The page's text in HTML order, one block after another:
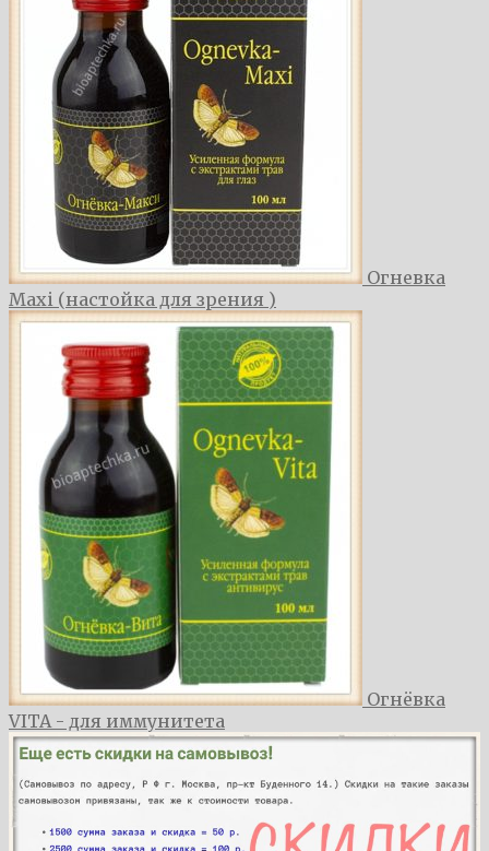
Огневка
Maxi (настойка для зрения )
Огнёвка
VITA - для иммунитета